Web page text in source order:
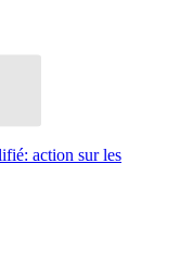
action sur les